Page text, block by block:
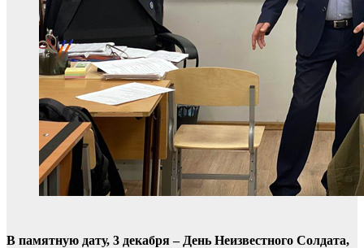
В памятную дату, 3 декабря – День Неизвестного Солдата,